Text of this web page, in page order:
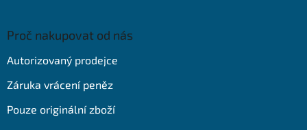
Proč nakupovat od nás
Autorizovaný prodejce
Záruka vrácení peněz
Pouze originální zboží